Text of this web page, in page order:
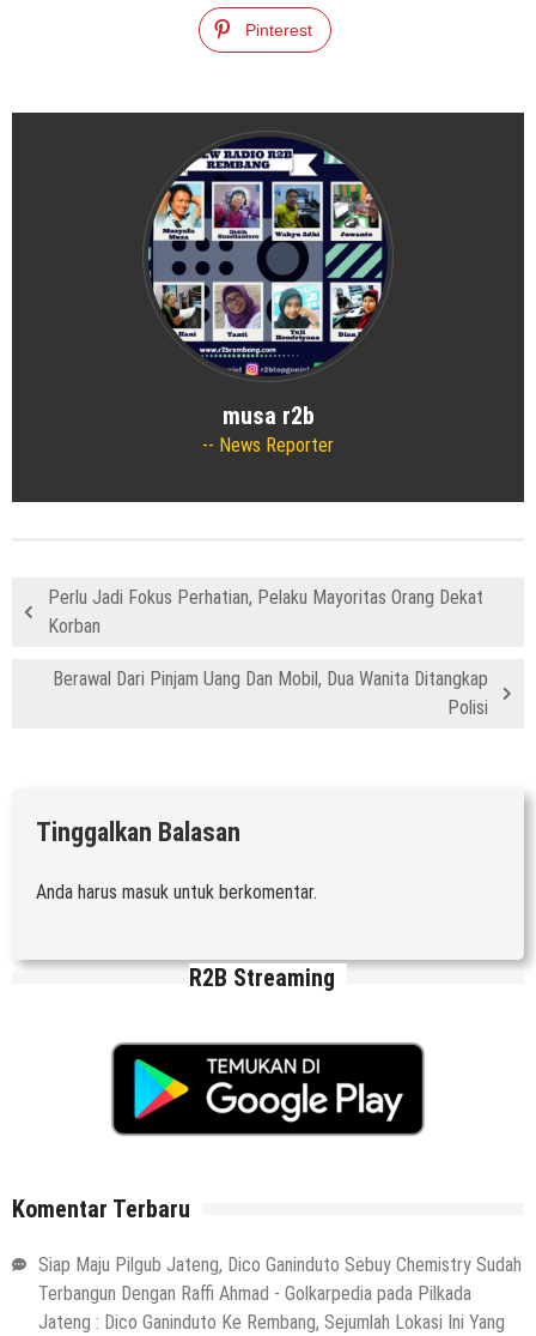
Pinterest
musa r2b
News Reporter
Perlu Jadi Fokus Perhatian, Pelaku Mayoritas Orang Dekat
Korban
Berawal Dari Pinjam Uang Dan Mobil, Dua Wanita Ditangkap
Polisi
Tinggalkan Balasan
Anda harus masuk untuk berkomentar.
R2B Streaming
Komentar Terbaru
Siap Maju Pilgub Jateng, Dico Ganinduto Sebuy Chemistry Sudah
Terbangun Dengan Raffi Ahmad - Golkarpedia pada Pilkada
Jateng : Dico Ganinduto Ke Rembang, Sejumlah Lokasi Ini Yang